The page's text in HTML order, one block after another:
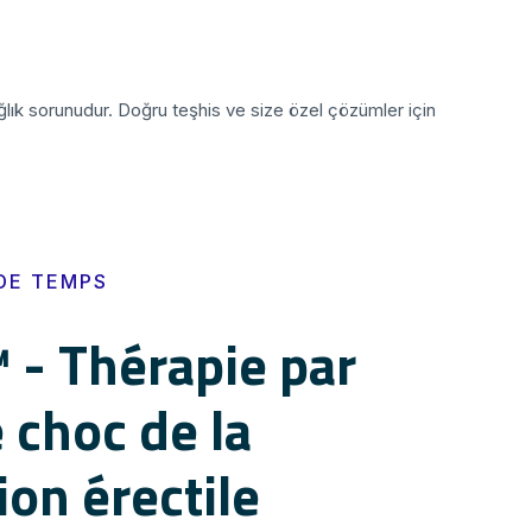
sorunudur. Doğru teşhis ve size özel çözümler için
TEMPS
- Thérapie par
de la
érectile